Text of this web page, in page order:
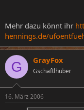
Mehr dazu könnt ihr
hennings.de/
G GrayFox
Gschaftlhuber
16. März 2006